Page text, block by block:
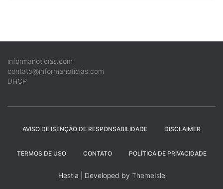
informanoticias.com
contato@informanoticias.com
DHCP
AVISO DE ISENÇÃO DE RESPONSABILIDADE DISCLAIMER
TERMOS DE USO CONTATO POLÍTICA DE PRIVACIDADE
Hestia | Developed by ThemeIsle